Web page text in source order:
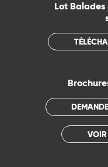
Lot
VOIR